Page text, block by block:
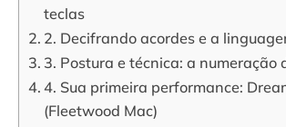
teclas
2. Decifrando acordes e a
3. Postura e técnica: a numeração
4. Sua primeira performance:
(Fleetwood Mac)